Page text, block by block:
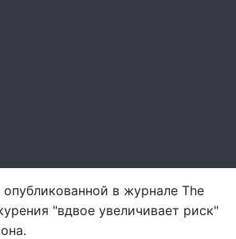
опубликованной в журнале The
"вдвое увеличивает риск"